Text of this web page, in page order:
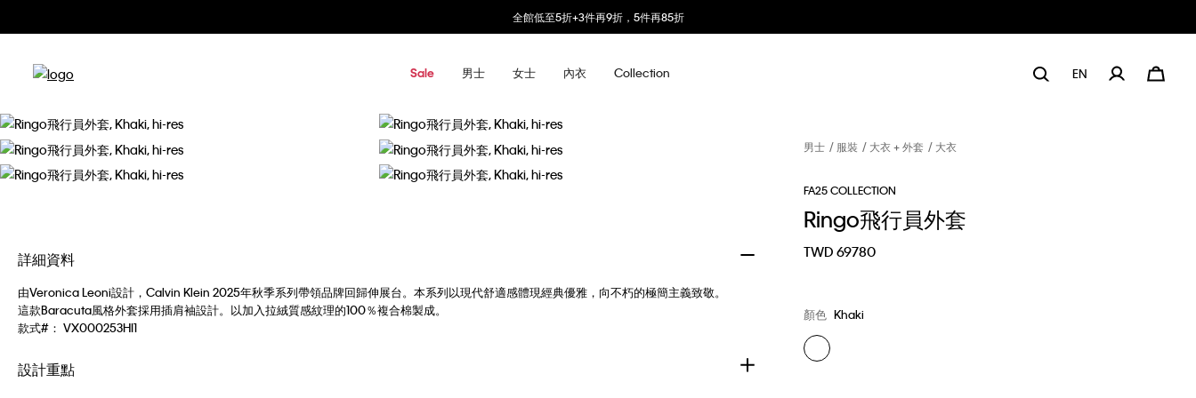
全館低至5折+3件再9折，5件再85折
Sale 男士 女士 內衣 Collection EN
詳細資料
由Veronica Leoni設計，Calvin Klein 2025年秋季系列帶領品牌回歸伸展台。本系列以現代舒適感體現經典優雅，向不朽的極簡主義致敬。
這款Baracuta風格外套採用插肩袖設計。以加入拉絨質感紋理的100％複合棉製成。
款式#： VX000253HI1
設計重點
男士 服裝 大衣 + 外套 大衣
FA25 COLLECTION
Ringo飛行員外套
TWD 69780
顏色 Khaki